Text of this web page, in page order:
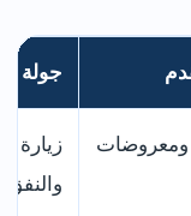
جولة
ومعروضات
زيارة